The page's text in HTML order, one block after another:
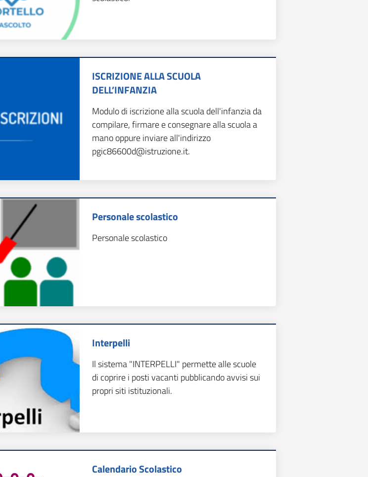
ISCRIZIONE ALLA SCUOLA
DELL’INFANZIA
Modulo di iscrizione alla scuola dell'infanzia da
compilare, firmare e consegnare alla scuola a
mano oppure inviare all'indirizzo
pgic86600d@istruzione.it.
Personale scolastico
Personale scolastico
Interpelli
Il sistema "INTERPELLI" permette alle scuole
di coprire i posti vacanti pubblicando avvisi sui
propri siti istituzionali.
Calendario Scolastico